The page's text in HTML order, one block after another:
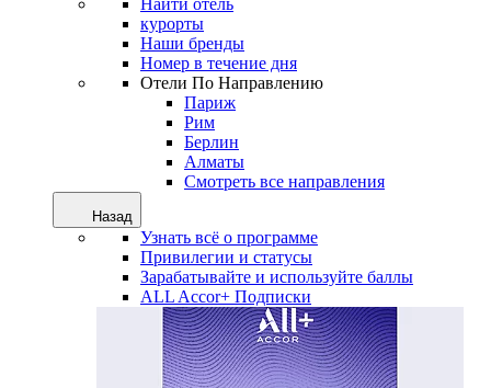
курорты
Наши бренды
Номер в течение дня
Отели По Направлению
Париж
Рим
Берлин
Алматы
Смотреть все направления
Назад
Узнать всё о программе
Привилегии и статусы
Зарабатывайте и используйте баллы
ALL Accor+ Подписки